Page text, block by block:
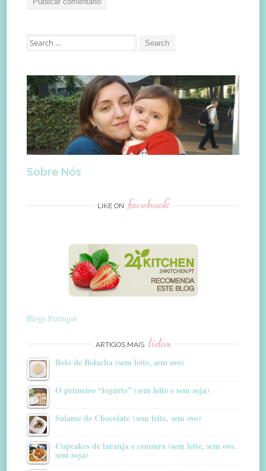
Search
for:
Sobre Nós
LIKE ON facebook
Blogs Portugal
ARTIGOS MAIS lidos
Bolo de Bolacha (sem leite, sem ovo)
O primeiro “iogurte” (sem leite e sem soja)
Salame de Chocolate (sem leite, sem ovo)
Cupcakes de laranja e cenoura (sem leite, sem ovo,
sem soja)